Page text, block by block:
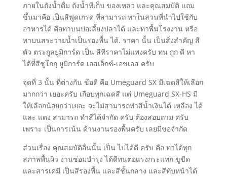
ภายในถังน้ำดื่ม ถังน้ำทีเก็บ ของเหลว และคุณสมบัติ แถม
ขึ้นมาคือ เป็นสีฟูดเกรด ที่สามารถ ทาในสวนที่นำไปใช้กับ
อาหารได้ คือทาบนบ่อเลี้ยงปลาได้ และทาพื้นโรงงาน หรือ
ทาบนสระว่ายน้ำเป็นรองพื้น ได้. ราคา นั้น เป็นสิ่งสำคัญ สี
ตัว ตระกูลยูมิการ์ด เป็น สีทีราคาไม่แพงครับ ทน กูก ดี หา
ได้ที่สีชูโกกุ ยูมิการ์ด เอสเอ็กซ์-เอชเอส ครับ
จุดที่ 3 นั้น ที่ต่างกัน ข้อดี คือ Umeguard SX มีเฉดสีให้เลือก
มากกว่า เยอะครับ เกือบทุกเฉดสี แต่ Umeguard SX-HS มี
ให้เลือกน้อยกว่าเยอะ จะไม่สามารถทำสีน้ำเงินได้ เหลือง ได้
และ แดง สามารถ ทำสีได้จำกัด ครับ ต้องสอบถาม ครับ
เพราะ เป็นการเน้น ด้านงานรองพื้นครับ เลยมีขอจำกัด
ส่วนเรื่อง คุณสมบัติอื่นนั้น เป็น ไปได้ดี ครับ คือ ทาได้ทุก
สภาพพื้นผิว งานซ่อมบำรุง ได้ดีทนต่อแรงกระแทก ขูขีด
และสารเคมี เป็นสีรองพื้น และสีชั้นกลาง และสีทับหน้าได้